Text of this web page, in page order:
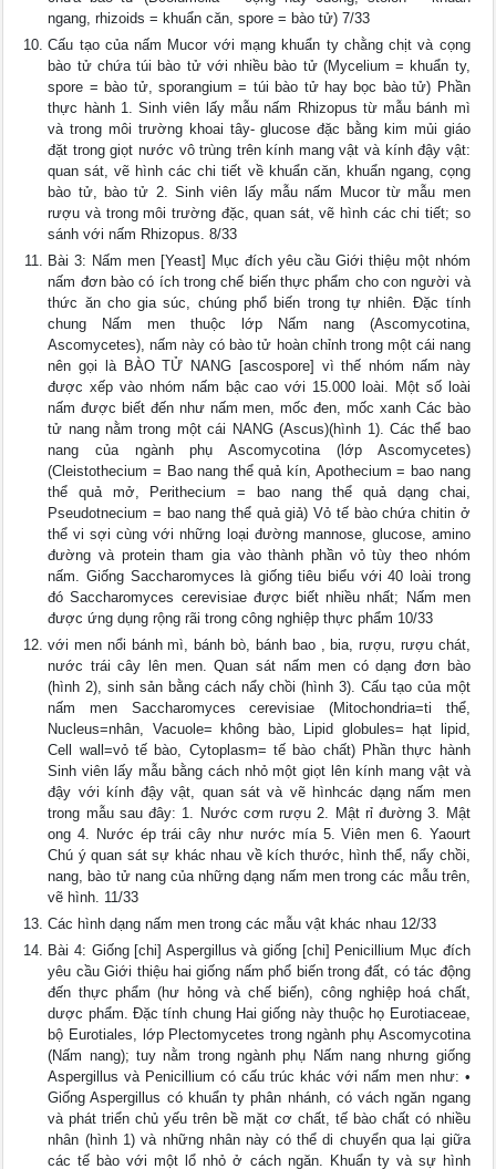
ngang, rhizoids = khuẩn căn, spore = bào tử) 7/33
Cấu tạo của nấm Mucor với mạng khuẩn ty chằng chịt và cọng
bào tử chứa túi bào tử với nhiều bào tử (Mycelium = khuẩn ty,
spore = bào tử, sporangium = túi bào tử hay bọc bào tử) Phần
thực hành 1. Sinh viên lấy mẫu nấm Rhizopus từ mẫu bánh mì
và trong môi trường khoai tây- glucose đặc bằng kim mủi giáo
đặt trong giọt nước vô trùng trên kính mang vật và kính đậy vật:
quan sát, vẽ hình các chi tiết về khuẩn căn, khuẩn ngang, cọng
bào tử, bào tử 2. Sinh viên lấy mẫu nấm Mucor từ mẫu men
rượu và trong môi trường đặc, quan sát, vẽ hình các chi tiết; so
sánh với nấm Rhizopus. 8/33
Bài 3: Nấm men [Yeast] Mục đích yêu cầu Giới thiệu một nhóm
nấm đơn bào có ích trong chế biến thực phẩm cho con người và
thức ăn cho gia súc, chúng phổ biến trong tự nhiên. Đặc tính
chung Nấm men thuộc lớp Nấm nang (Ascomycotina,
Ascomycetes), nấm này có bào tử hoàn chỉnh trong một cái nang
nên gọi là BÀO TỬ NANG [ascospore] vì thế nhóm nấm này
được xếp vào nhóm nấm bậc cao với 15.000 loài. Một số loài
nấm được biết đến như nấm men, mốc đen, mốc xanh Các bào
tử nang nằm trong một cái NANG (Ascus)(hình 1). Các thể bao
nang của ngành phụ Ascomycotina (lớp Ascomycetes)
(Cleistothecium = Bao nang thể quả kín, Apothecium = bao nang
thể quả mở, Perithecium = bao nang thể quả dạng chai,
Pseudotnecium = bao nang thể quả giả) Vỏ tế bào chứa chitin ở
thể vi sợi cùng với những loại đường mannose, glucose, amino
đường và protein tham gia vào thành phần vỏ tùy theo nhóm
nấm. Giống Saccharomyces là giống tiêu biểu với 40 loài trong
đó Saccharomyces cerevisiae được biết nhiều nhất; Nấm men
được ứng dụng rộng rãi trong công nghiệp thực phẩm 10/33
với men nổi bánh mì, bánh bò, bánh bao , bia, rượu, rượu chát,
nước trái cây lên men. Quan sát nấm men có dạng đơn bào
(hình 2), sinh sản bằng cách nẩy chồi (hình 3). Cấu tạo của một
nấm men Saccharomyces cerevisiae (Mitochondria=ti thể,
Nucleus=nhân, Vacuole= không bào, Lipid globules= hạt lipid,
Cell wall=vỏ tế bào, Cytoplasm= tế bào chất) Phần thực hành
Sinh viên lấy mẫu bằng cách nhỏ một giọt lên kính mang vật và
đậy với kính đậy vật, quan sát và vẽ hìnhcác dạng nấm men
trong mẫu sau đây: 1. Nước cơm rượu 2. Mật rỉ đường 3. Mật
ong 4. Nước ép trái cây như nước mía 5. Viên men 6. Yaourt
Chú ý quan sát sự khác nhau về kích thước, hình thể, nẩy chồi,
nang, bào tử nang của những dạng nấm men trong các mẫu trên,
vẽ hình. 11/33
Các hình dạng nấm men trong các mẫu vật khác nhau 12/33
Bài 4: Giống [chi] Aspergillus và giống [chi] Penicillium Mục đích
yêu cầu Giới thiệu hai giống nấm phổ biến trong đất, có tác động
đến thực phẩm (hư hỏng và chế biến), công nghiệp hoá chất,
dược phẩm. Đặc tính chung Hai giống này thuộc họ Eurotiaceae,
bộ Eurotiales, lớp Plectomycetes trong ngành phụ Ascomycotina
(Nấm nang); tuy nằm trong ngành phụ Nấm nang nhưng giống
Aspergillus và Penicillium có cấu trúc khác với nấm men như: •
Giống Aspergillus có khuẩn ty phân nhánh, có vách ngăn ngang
và phát triển chủ yếu trên bề mặt cơ chất, tế bào chất có nhiều
nhân (hình 1) và những nhân này có thể di chuyển qua lại giữa
các tế bào với một lổ nhỏ ở cách ngăn. Khuẩn ty và sự hình